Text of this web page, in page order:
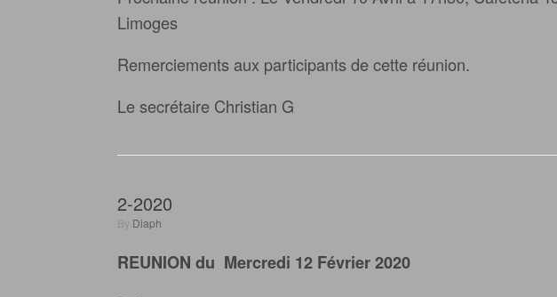
Limoges
Remerciements aux participants de cette réunion.
Le secrétaire Christian G
2-2020
by Diaph
REUNION du Mercredi 12 Février 2020